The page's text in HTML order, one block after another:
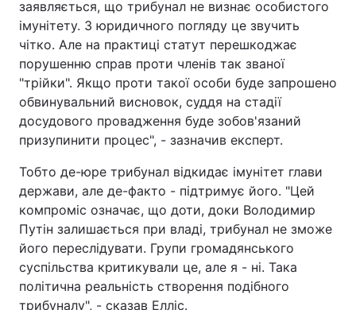
заявляється, що трибунал не визнає особистого
імунітету. З юридичного погляду це звучить
чітко. Але на практиці статут перешкоджає
порушенню справ проти членів так званої
"трійки". Якщо проти такої особи буде запрошено
обвинувальний висновок, суддя на стадії
досудового провадження буде зобов'язаний
призупинити процес", - зазначив експерт.
Тобто де-юре трибунал відкидає імунітет глави
держави, але де-факто - підтримує його. "Цей
компроміс означає, що доти, доки Володимир
Путін залишається при владі, трибунал не зможе
його переслідувати. Групи громадянського
суспільства критикували це, але я - ні. Така
політична реальність створення подібного
трибуналу", - сказав Елліс.